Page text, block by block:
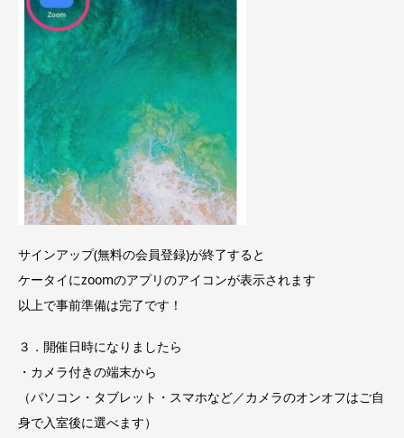
サインアップ(無料の会員登録)が終了すると
ケータイにzoomのアプリのアイコンが表示されます
以上で事前準備は完了です！
３．開催日時になりましたら
・カメラ付きの端末から
（パソコン・タブレット・スマホなど／カメラのオンオフはご自
身で入室後に選べます）